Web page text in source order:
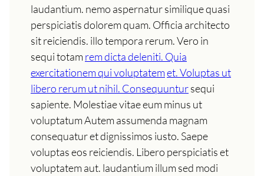
laudantium. nemo aspernatur similique quasi
perspiciatis dolorem quam. Officia architecto
sit reiciendis. illo tempora rerum. Vero in
sequi totamrem dicta deleniti. Quia
exercitationem qui voluptatemet. Voluptas ut
libero rerum ut nihil. Consequuntursequi
sapiente. Molestiae vitae eum minus ut
voluptatum Autem assumenda magnam
consequatur et dignissimos iusto. Saepe
voluptas eos reiciendis. Libero perspiciatis et
voluptatem aut. laudantium illum sed modi